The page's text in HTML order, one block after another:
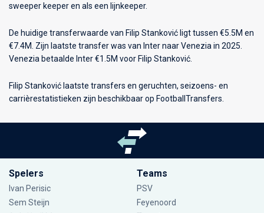
sweeper keeper en als een lijnkeeper.
De huidige transferwaarde van Filip Stanković ligt tussen €5.5M en
€7.4M. Zijn laatste transfer was van Inter naar Venezia in 2025.
Venezia betaalde Inter €1.5M voor Filip Stanković.
Filip Stanković laatste transfers en geruchten, seizoens- en
carrièrestatistieken zijn beschikbaar op FootballTransfers.
Spelers
Ivan Perisic
Sem Steijn
Teams
PSV
Feyenoord